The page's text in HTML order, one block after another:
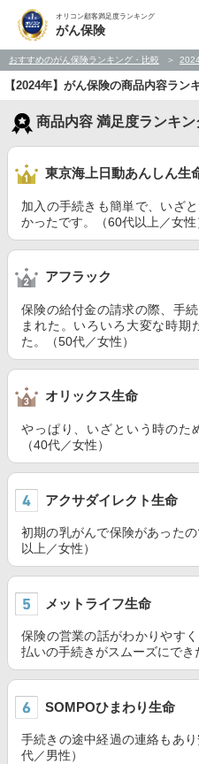
オリコン顧客満足度ランキング
がん保険
おすすめのがん保険ランキング・比較
【2024年】がん保険の商品内容ラン
商品内容 満足度ランキン
東京海上日動あんしん生
加入の手続きも簡単で、いざ
かったです。（60代以上／女性
アフラック
保険の給付金の請求の際、手
まれた。いろいろ大変な時期
た。（50代／女性）
オリックス生命
やっぱり、いざという時のた
（40代／女性）
アクサダイレクト生命
初期の乳がんで保険があった
以上／女性）
メットライフ生命
保険の営業の話がわかりやす
払いの手続きがスムーズにでき
SOMPOひまわり生命
手続きの途中経過の連絡もあ
代／男性）